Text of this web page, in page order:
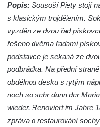
Socha Matka příroda v
Socha Lišky v ZOO
Socha Kudlanka v ZOO
Socha Vlčice s
Socha Rys číhající na
Socha Orlice v ZOO
Popis: Sousoší Piety stojí
s klasickým trojdělením.
vyzděn ze dvou řad
řešeno dvěma řadami
podstavce je sekaná ze
podbrádka. Na přední
obdélnou desku s rytým
noch so sehr dann der
wieder. Renoviert im Jahre
zpráva o restaurování